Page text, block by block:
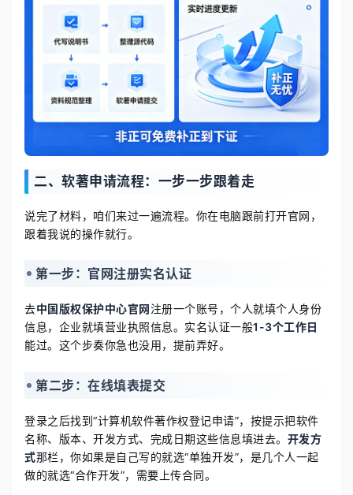
二、软著申请流程：一步一步跟着走
说完了材料，咱们来过一遍流程。你在电脑跟前打开官网，
跟着我说的操作就行。
第一步：官网注册实名认证
去中国版权保护中心官网 注册一个账号，个人就填个人身份
信息，企业就填营业执照信息。实名认证一般1-3个工作日
能过。这个步奏你急也没用，提前弄好。
第二步：在线填表提交
登录之后找到“计算机软件著作权登记申请”，按提示把软件
名称、版本、开发方式、完成日期这些信息填进去。 开发方
式那栏，你如果是自己写的就选“单独开发”，是几个人一起
做的就选“合作开发”，需要上传合同。